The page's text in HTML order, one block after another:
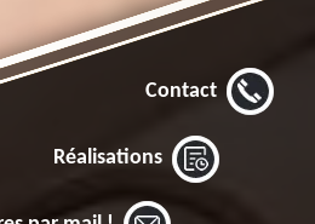
Contact
Réalisations